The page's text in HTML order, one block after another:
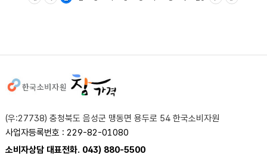
(우:27738) 충청북도 음성군 맹동면 용두로 54 한국소비자원
사업자등록번호 : 229-82-01080
소비자상담 대표전화. 043) 880-5500